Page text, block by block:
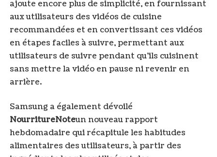
ajoute encore plus de simplicité, en fournissant
aux utilisateurs des vidéos de cuisine
recommandées et en convertissant ces vidéos
en étapes faciles à suivre, permettant aux
utilisateurs de suivre pendant qu’ils cuisinent
sans mettre la vidéo en pause ni revenir en
arrière.
Samsung a également dévoilé
NourritureNoteun nouveau rapport
hebdomadaire qui récapitule les habitudes
alimentaires des utilisateurs, à partir des